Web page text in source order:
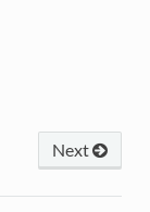
Next